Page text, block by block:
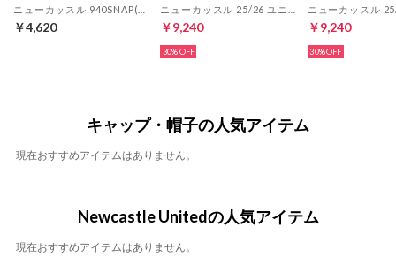
￥4,620 ￥9,240
30%
￥9,240
30%
キャップ・帽子の人気アイテム
現在おすすめアイテムはありません。
Newcastle Unitedの人気アイテム
現在おすすめアイテムはありません。